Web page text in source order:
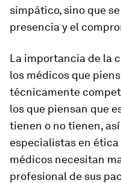
simpático, sino que
presencia y el
La importancia de la
los médicos que
técnicamente
los que piensan que
tienen o no tienen,
especialistas en
médicos necesitan
profesional de sus